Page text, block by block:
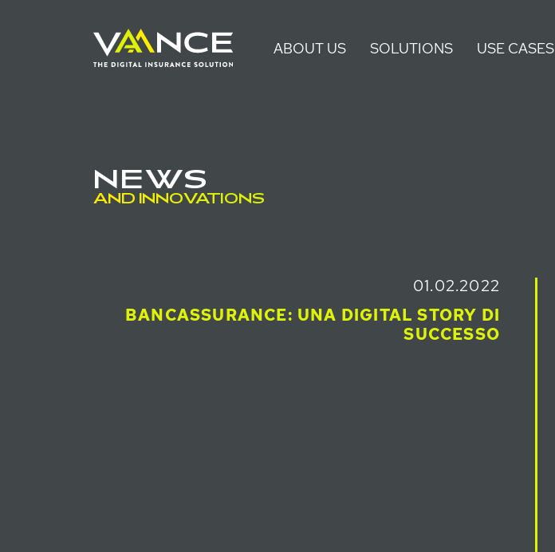
ABOUT US SOLUTIONS USE CASES
NEWS
AND INNOVATIONS
01.02.2022
BANCASSURANCE: UNA DIGITAL STORY DI
SUCCESSO